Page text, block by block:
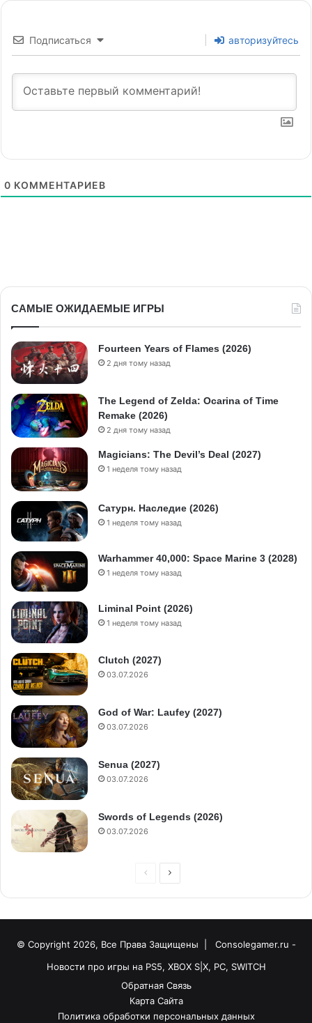
Подписаться авторизуйтесь
0 КОММЕНТАРИЕВ
САМЫЕ ОЖИДАЕМЫЕ ИГРЫ
Fourteen Years of Flames (2026)
2 дня тому назад
The Legend of Zelda: Ocarina of Time
Remake (2026)
2 дня тому назад
Magicians: The Devil’s Deal (2027)
1 неделя тому назад
Сатурн. Наследие (2026)
1 неделя тому назад
Warhammer 40,000: Space Marine 3 (2028)
1 неделя тому назад
Liminal Point (2026)
1 неделя тому назад
Clutch (2027)
03.07.2026
God of War: Laufey (2027)
03.07.2026
Senua (2027)
03.07.2026
Swords of Legends (2026)
03.07.2026
© Copyright 2026, Все Права Защищены |
Consolegamer.ru -
Новости про игры на PS5, XBOX S|X, PC, SWITCH
Обратная Связь
Карта Сайта
Политика обработки персональных данных